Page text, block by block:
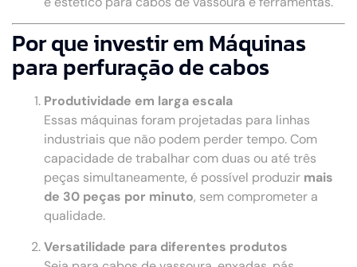
Por que investir em Máquinas
para perfuração de cabos
Produtividade em larga escala
Essas máquinas foram projetadas para linhas
industriais que não podem perder tempo. Com
capacidade de trabalhar com duas ou até três
peças simultaneamente, é possível produzir mais
de 30 peças por minuto, sem comprometer a
qualidade.
Versatilidade para diferentes produtos